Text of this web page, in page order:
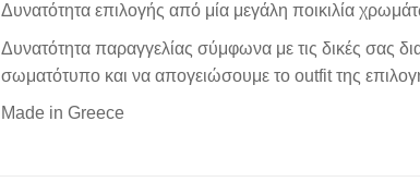
Δυνατότητα επιλογής από μία μεγάλη ποικιλία
Δυνατότητα παραγγελίας σύμφωνα με τις δικές σας
σωματότυπο και να απογειώσουμε το outfit της
Made in Greece